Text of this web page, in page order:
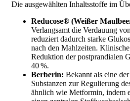
Die ausgewählten Inhaltsstoffe im
Reducose® (Weißer
Verlangsamt die Verdauung
reduziert dadurch starke
nach den Mahlzeiten.
Reduktion der postprandialen
40 %.
Berberin: Bekannt als eine
Substanzen zur Regulierung
ähnlich wie Metformin, indem